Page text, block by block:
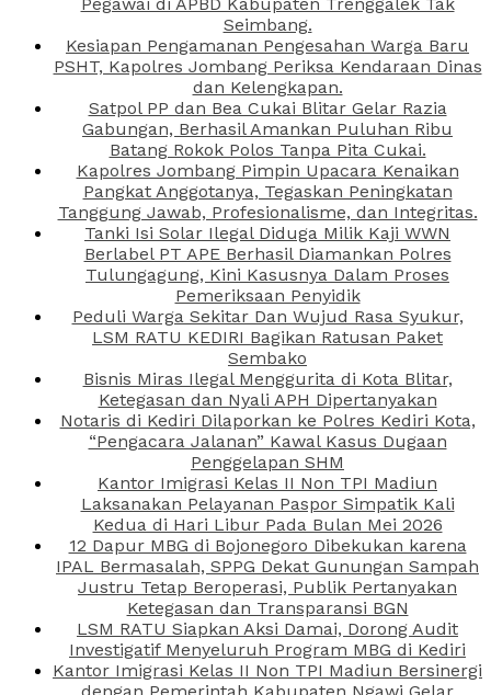
Seimbang.
Kesiapan Pengamanan Pengesahan Warga Baru
PSHT, Kapolres Jombang Periksa Kendaraan Dinas
dan Kelengkapan.
Satpol PP dan Bea Cukai Blitar Gelar Razia
Gabungan, Berhasil Amankan Puluhan Ribu
Batang Rokok Polos Tanpa Pita Cukai.
Kapolres Jombang Pimpin Upacara Kenaikan
Pangkat Anggotanya, Tegaskan Peningkatan
Tanggung Jawab, Profesionalisme, dan Integritas.
Tanki Isi Solar Ilegal Diduga Milik Kaji WWN
Berlabel PT APE Berhasil Diamankan Polres
Tulungagung, Kini Kasusnya Dalam Proses
Pemeriksaan Penyidik
Peduli Warga Sekitar Dan Wujud Rasa Syukur,
LSM RATU KEDIRI Bagikan Ratusan Paket
Sembako
Bisnis Miras Ilegal Menggurita di Kota Blitar,
Ketegasan dan Nyali APH Dipertanyakan
Notaris di Kediri Dilaporkan ke Polres Kediri Kota,
“Pengacara Jalanan” Kawal Kasus Dugaan
Penggelapan SHM
Kantor Imigrasi Kelas II Non TPI Madiun
Laksanakan Pelayanan Paspor Simpatik Kali
Kedua di Hari Libur Pada Bulan Mei 2026
12 Dapur MBG di Bojonegoro Dibekukan karena
IPAL Bermasalah, SPPG Dekat Gunungan Sampah
Justru Tetap Beroperasi, Publik Pertanyakan
Ketegasan dan Transparansi BGN
LSM RATU Siapkan Aksi Damai, Dorong Audit
Investigatif Menyeluruh Program MBG di Kediri
Kantor Imigrasi Kelas II Non TPI Madiun Bersinergi